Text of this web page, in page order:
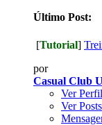
Último Post:
[Tutorial]
por
Casual Club
Ver Perfil
Ver